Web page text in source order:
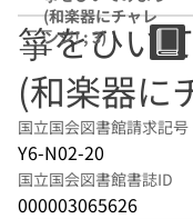
(和楽器にチャレ
ンジ! ; 3)
箏をひい
(和楽器に
国立国会図書館請求記号
Y6-N02-20
国立国会図書館書誌ID
000003065626